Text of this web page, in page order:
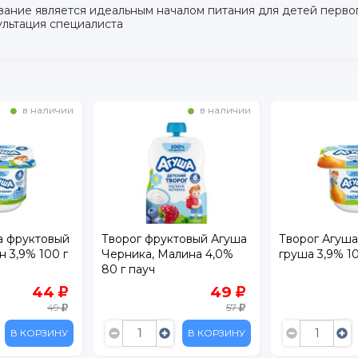
является идеальным началом питания для детей
специалиста
в наличии
Агуша
4,0%
49
57
В КОРЗИНУ
в наличии
Творог Агуша фруктовый
груша 3,9% 100 г
44
49
В КОРЗИНУ
Биотворог
лесными